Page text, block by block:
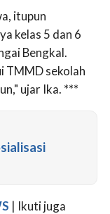
itupun
kelas 5 dan 6
Bengkal.
TMMD sekolah
ujar Ika. ***
| Ikuti juga